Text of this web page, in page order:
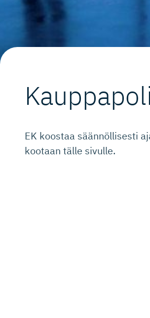
EK koostaa säännöllisesti
kootaan tälle sivulle.